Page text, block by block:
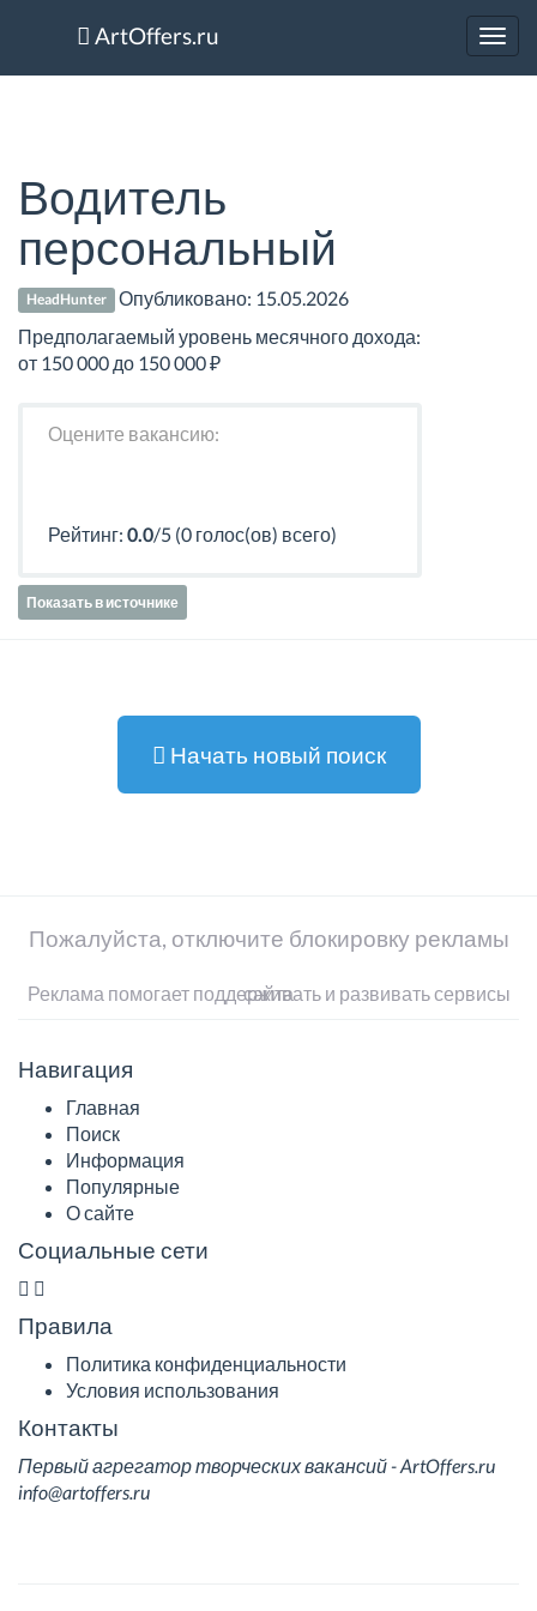
ArtOffers.ru
Водитель
персональный
HeadHunter Опубликовано: 15.05.2026
Предполагаемый уровень месячного дохода:
от 150 000 до 150 000 ₽
Оцените вакансию:
Рейтинг: 0.0/5 (0 голос(ов) всего)
Показать в источнике
Начать новый поиск
Пожалуйста, отключите блокировку рекламы
Реклама помогает поддерживать и развивать сервисы сайта
Навигация
Главная
Поиск
Информация
Популярные
О сайте
Социальные сети
Правила
Политика конфиденциальности
Условия использования
Контакты
Первый агрегатор творческих вакансий - ArtOffers.ru
info@artoffers.ru